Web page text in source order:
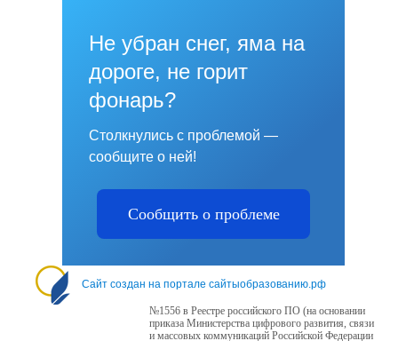
Не убран снег, яма на
дороге, не горит
фонарь?
Столкнулись с проблемой —
сообщите о ней!
Сообщить о проблеме
Сайт создан на портале сайтыобразованию.рф
№1556 в Реестре российского ПО (на основании
приказа Министерства цифрового развития, связи
и массовых коммуникаций Российской Федерации